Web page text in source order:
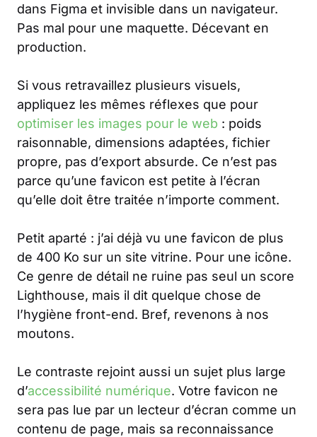
dans Figma et invisible dans un navigateur.
Pas mal pour une maquette. Décevant en
production.
Si vous retravaillez plusieurs visuels,
appliquez les mêmes réflexes que pour
optimiser les images pour le web : poids
raisonnable, dimensions adaptées, fichier
propre, pas d’export absurde. Ce n’est pas
parce qu’une favicon est petite à l’écran
qu’elle doit être traitée n’importe comment.
Petit aparté : j’ai déjà vu une favicon de plus
de 400 Ko sur un site vitrine. Pour une icône.
Ce genre de détail ne ruine pas seul un score
Lighthouse, mais il dit quelque chose de
l’hygiène front-end. Bref, revenons à nos
moutons.
Le contraste rejoint aussi un sujet plus large
d’accessibilité numérique. Votre favicon ne
sera pas lue par un lecteur d’écran comme un
contenu de page, mais sa reconnaissance